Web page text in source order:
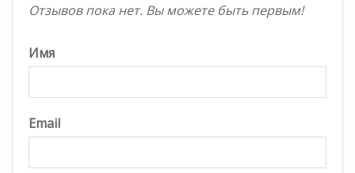
Отзывов пока нет. Вы можете быть первым!
Имя
Email